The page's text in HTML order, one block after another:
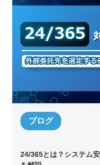
ブログ
24/365とは？システム